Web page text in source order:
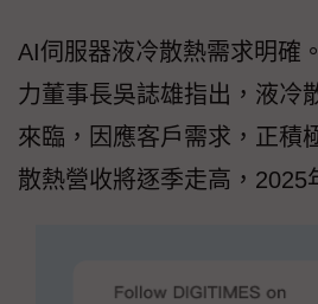
AI伺服器液冷散熱需求明確
力董事長吳誌雄指出，液冷
來臨，因應客戶需求，正積
散熱營收將逐季走高，2025